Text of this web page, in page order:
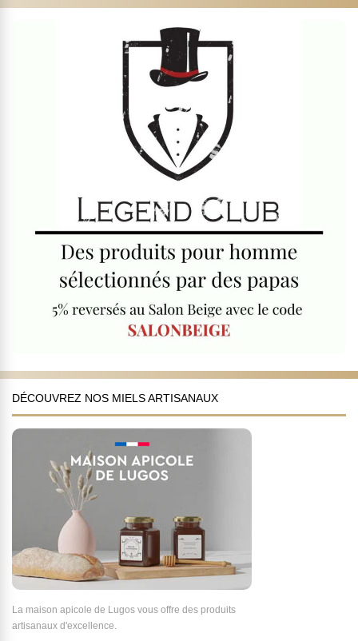
DÉCOUVREZ NOS MIELS ARTISANAUX
La maison apicole de Lugos vous offre des produits
artisanaux d'excellence.